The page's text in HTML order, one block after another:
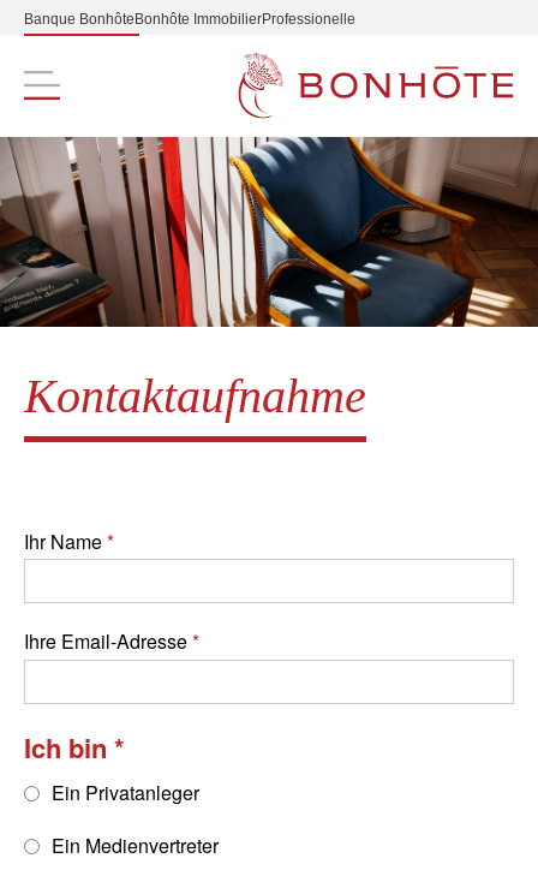
Banque Bonhôte Bonhôte ImmobilierProfessionelle
Navigation principale
Kontaktaufnahme
Ihr Name
Ihre Email-Adresse
Ich bin
Ein Privatanleger
Ein Medienvertreter